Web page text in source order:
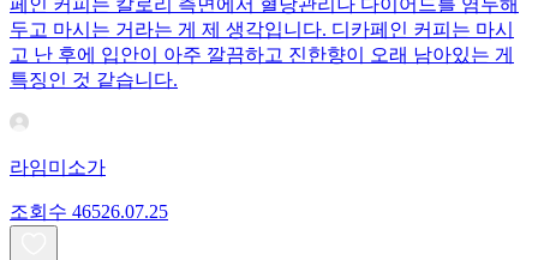
페인 커피는 칼로리 측면에서 혈당관리나 다이어드를 염두해
두고 마시는 거라는 게 제 생각입니다. 디카페인 커피는 마시
고 난 후에 입안이 아주 깔끔하고 진한향이 오래 남아있는 게
특징인 것 같습니다.
라임미소가
조회수 46526.07.25